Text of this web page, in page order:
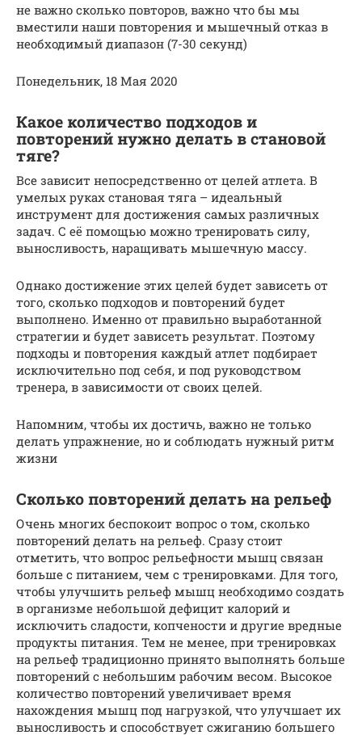
не важно сколько повторов, важно что бы мы
вместили наши повторения и мышечный отказ в
необходимый диапазон (7-30 секунд)
Понедельник, 18 Мая 2020
Какое количество подходов и
повторений нужно делать в становой
тяге?
Все зависит непосредственно от целей атлета. В
умелых руках становая тяга – идеальный
инструмент для достижения самых различных
задач. С её помощью можно тренировать силу,
выносливость, наращивать мышечную массу.
Однако достижение этих целей будет зависеть от
того, сколько подходов и повторений будет
выполнено. Именно от правильно выработанной
стратегии и будет зависеть результат. Поэтому
подходы и повторения каждый атлет подбирает
исключительно под себя, и под руководством
тренера, в зависимости от своих целей.
Напомним, чтобы их достичь, важно не только
делать упражнение, но и соблюдать нужный ритм
жизни
Сколько повторений делать на рельеф
Очень многих беспокоит вопрос о том, сколько
повторений делать на рельеф. Сразу стоит
отметить, что вопрос рельефности мышц связан
больше с питанием, чем с тренировками. Для того,
чтобы улучшить рельеф мышц необходимо создать
в организме небольшой дефицит калорий и
исключить сладости, копчености и другие вредные
продукты питания. Тем не менее, при тренировках
на рельеф традиционно принято выполнять больше
повторений с небольшим рабочим весом. Высокое
количество повторений увеличивает время
нахождения мышц под нагрузкой, что улучшает их
выносливость и способствует сжиганию большего